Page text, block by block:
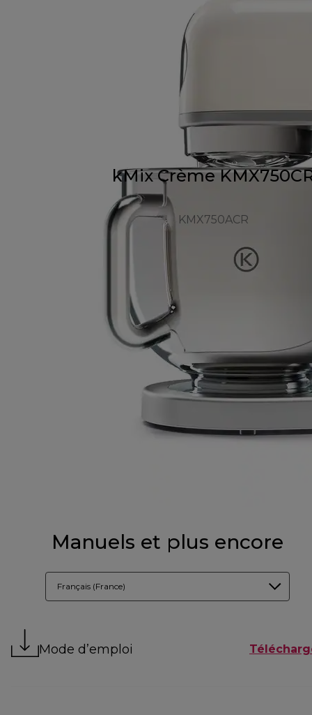
kMix Crème
KMX750ACR
Manuels et plus encore
Français (France)
Mode d’emploi